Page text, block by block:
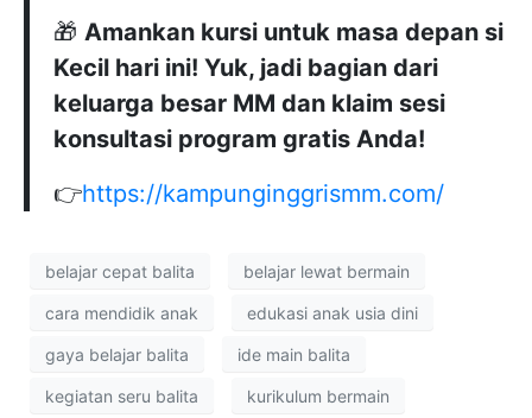
🎁 Amankan kursi untuk masa depan si
Kecil hari ini! Yuk, jadi bagian dari
keluarga besar MM dan klaim sesi
konsultasi program gratis Anda!
👉https://kampunginggrismm.com/
belajar cepat balita belajar lewat bermain
cara mendidik anak edukasi anak usia dini
gaya belajar balita ide main balita
kegiatan seru balita kurikulum bermain